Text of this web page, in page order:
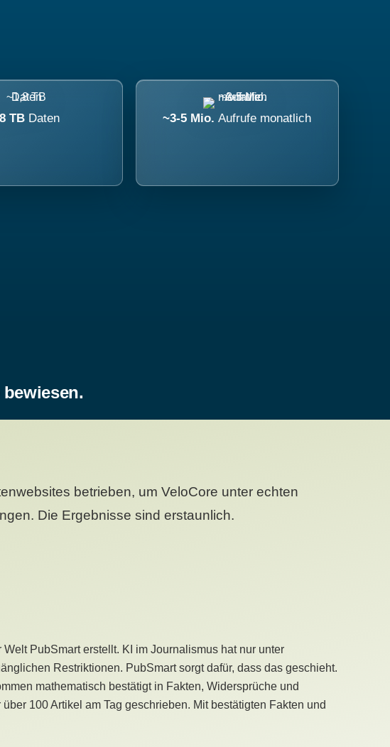
TB Daten ~3-5 Mio.Aufrufe monatlich
betrieben, um VeloCore unter echten
Die Ergebnisse sind erstaunlich.
PubSmart erstellt. KI im Journalismus hat nur unter
Restriktionen. PubSmart sorgt dafür, dass das geschieht.
mathematisch bestätigt in Fakten, Widersprüche und
100 Artikel am Tag geschrieben. Mit bestätigten Fakten und